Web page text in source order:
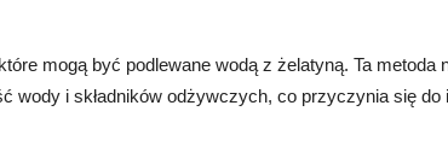
mogą być podlewane wodą z żelatyną. Ta metoda
wody i składników odżywczych, co przyczynia się do